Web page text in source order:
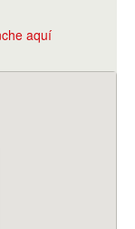
aquí